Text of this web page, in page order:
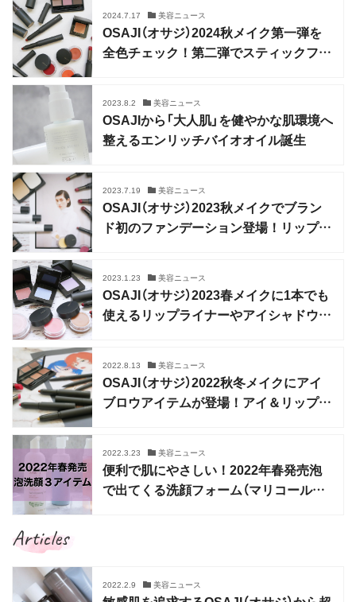
2024.7.17 美容ニュース
OSAJI（オサジ）2024秋メイク第一弾を
全色チェック！第二弾でスティックファ
2023.8.2 美容ニュース
OSAJIから「大人肌」を健やかな肌環境へ
整えるエンリッチバイオオイル誕生
2023.7.19 美容ニュース
OSAJI（オサジ）2023秋メイクでブラン
ド初のファンデーション登場！リップ3
2023.1.23 美容ニュース
OSAJI（オサジ）2023春メイクに1本でも
使えるリップライナーやアイシャドウベ
2022.8.13 美容ニュース
OSAJI（オサジ）2022秋冬メイクにアイ
ブロウアイテムが登場！アイ＆リップの
2022.3.23 美容ニュース
便利で肌にやさしい！2022年春発売泡
で出てくる洗顔フォーム（マリコール・
Articles
2022.2.9 美容ニュース